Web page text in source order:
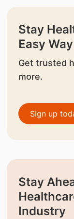
Stay
Easy Way
Get trusted
more.
Sign up
Stay
Industry